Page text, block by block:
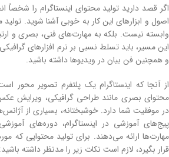
اگر قصد دارید تولید محتوای اینستاگرام را شخصاً
اصول و ابزارهای این کار به‌ خوبی آشنا شوید.
وابسته نیست. بلکه به مهارت‌های فنی، بصری و
این مسیر، باید تسلط نسبی بر نرم ‌افزارهای
و همچنین فن بیان در ویدیوها داشته باشید.
از آنجا که اینستاگرام یک پلتفرم تصویر محور
محتوای بصری مانند طراحی گرافیکی، ویرایش
در موفقیت شما دارد. خوشبختانه، بسیاری از
پیج‌های آموزشی در اینستاگرام، دوره‌های
مهارت‌ها ارائه می‌دهند. برای تولید محتوایی که
قرار بگیرد، لازم است نکات زیر را مدنظر داشته باشید: